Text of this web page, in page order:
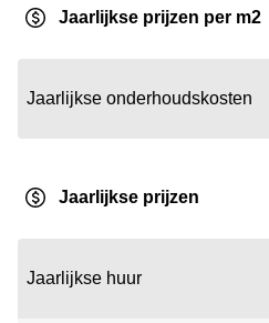
Jaarlijkse prijzen per m2
Jaarlijkse onderhoudskosten
Jaarlijkse prijzen
Jaarlijkse huur